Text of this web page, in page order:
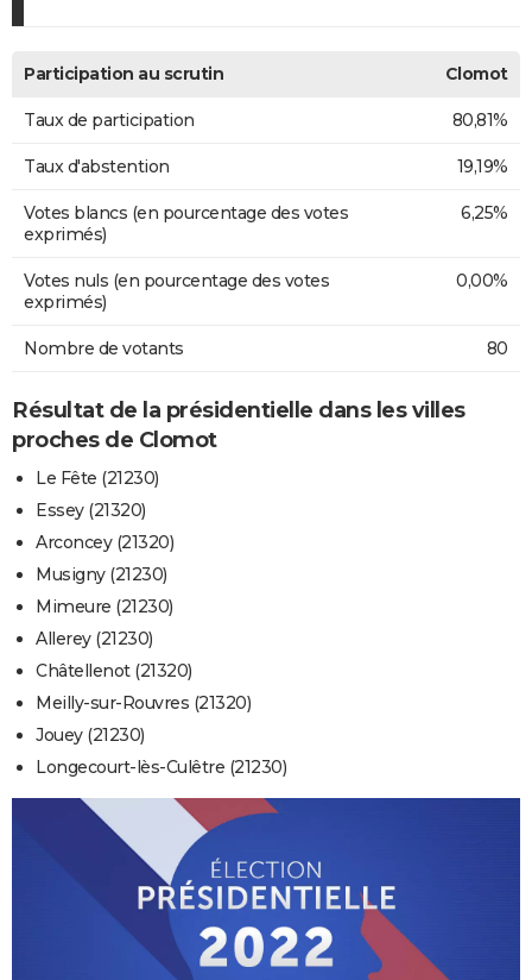
Participation au scrutin Clomot
Taux de participation 80,81%
Taux d'abstention 19,19%
Votes blancs (en pourcentage des votes
exprimés)
6,25%
Votes nuls (en pourcentage des votes
exprimés)
0,00%
Nombre de votants 80
Résultat de la présidentielle dans les villes
proches de Clomot
Le Fête (21230)
Essey (21320)
Arconcey (21320)
Musigny (21230)
Mimeure (21230)
Allerey (21230)
Châtellenot (21320)
Meilly-sur-Rouvres (21320)
Jouey (21230)
Longecourt-lès-Culêtre (21230)